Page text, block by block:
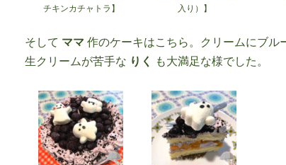
チキンカチャトラ】
入り）】
そして ママ 作のケーキはこちら。クリームにブ
生クリームが苦手な りく も大満足な様でした。